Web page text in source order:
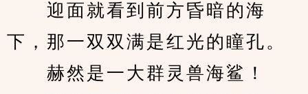
迎面就看到前方昏暗的海
下，那一双双满是红光的瞳孔。
赫然是一大群灵兽海鲨！